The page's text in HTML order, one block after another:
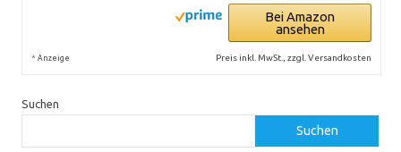
Bei Amazon
ansehen
* Anzeige Preis inkl. MwSt., zzgl. Versandkosten
Suchen
Suchen